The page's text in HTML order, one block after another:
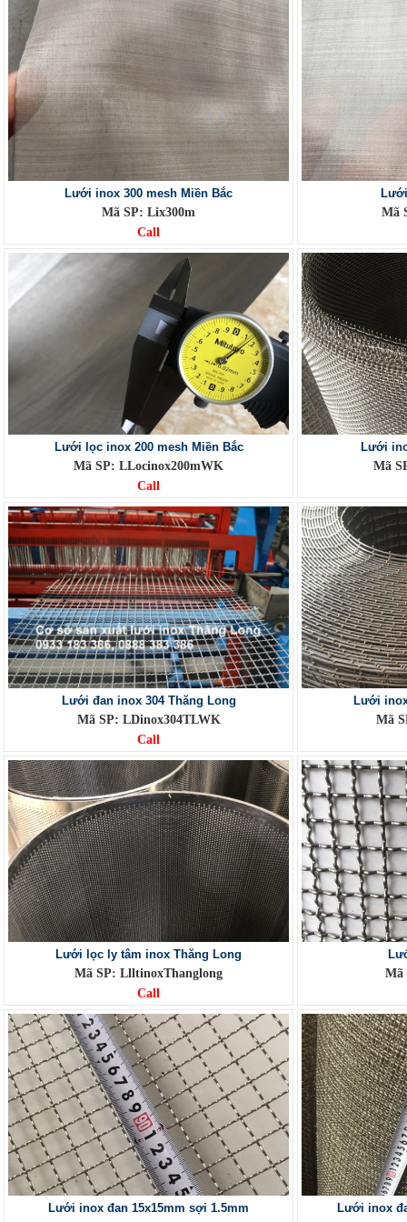
Lưới inox 300 mesh Miền Bắc
Mã SP: Lix300m
Call
Mã
Lưới lọc inox 200 mesh Miền Bắc
Mã SP: LLocinox200mWK
Call
Lưới
Mã
Lưới đan inox 304 Thăng Long
Mã SP: LDinox304TLWK
Call
Lưới
Mã
Lưới lọc ly tâm inox Thăng Long
Mã SP: LlltinoxThanglong
Call
Mã
Lưới inox đan 15x15mm sợi 1.5mm
Lưới inox